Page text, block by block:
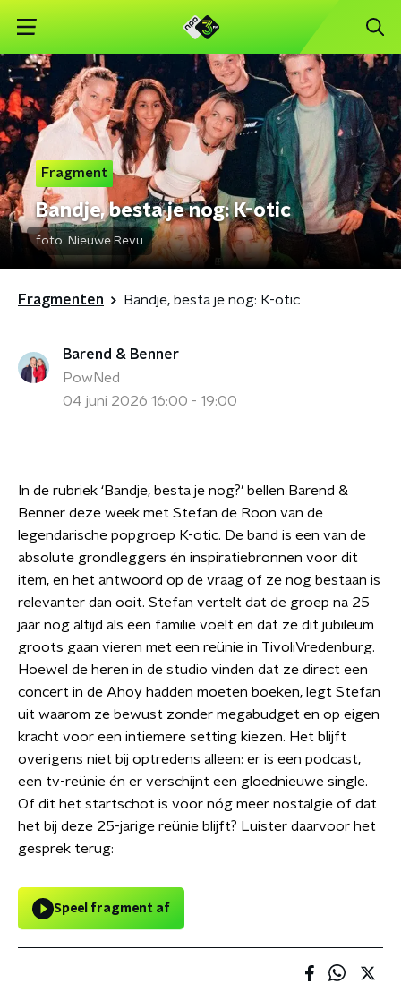
Fragment
Bandje, besta je nog: K-otic
foto: Nieuwe Revu
Fragmenten Bandje, besta je nog: K-otic
Barend & Benner
PowNed
04 juni 2026 16:00 - 19:00
In de rubriek ‘Bandje, besta je nog?’ bellen Barend &
Benner deze week met Stefan de Roon van de
legendarische popgroep K-otic. De band is een van de
absolute grondleggers én inspiratiebronnen voor dit
item, en het antwoord op de vraag of ze nog bestaan is
relevanter dan ooit. Stefan vertelt dat de groep na 25
jaar nog altijd als een familie voelt en dat ze dit jubileum
groots gaan vieren met een reünie in TivoliVredenburg.
Hoewel de heren in de studio vinden dat ze direct een
concert in de Ahoy hadden moeten boeken, legt Stefan
uit waarom ze bewust zonder megabudget en op eigen
kracht voor een intiemere setting kiezen. Het blijft
overigens niet bij optredens alleen: er is een podcast,
een tv-reünie én er verschijnt een gloednieuwe single.
Of dit het startschot is voor nóg meer nostalgie of dat
het bij deze 25-jarige reünie blijft? Luister daarvoor het
gesprek terug:
Speel fragment af